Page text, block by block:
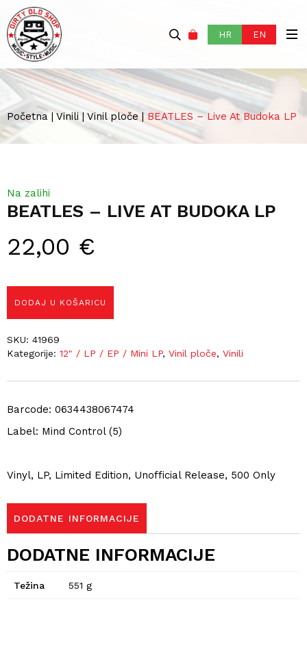
HR EN
Početna | Vinili | Vinil ploče|BEATLES – Live At Budoka LP
BEATLES – LIVE AT BUDOKA LP
22,00 €
Barcode: 0634438067474
Label: Mind Control (5)
Vinyl, LP, Limited Edition, Unofficial Release, 500 Only
Na zalihi
DODAJ U KOŠARICU
SKU: 41969
Kategorije: 12" / LP / EP / Mini LP, Vinil ploče, Vinili
DODATNE INFORMACIJE
DODATNE INFORMACIJE
Težina 551 g